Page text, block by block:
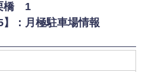
橋 1
】：月極駐車場情報